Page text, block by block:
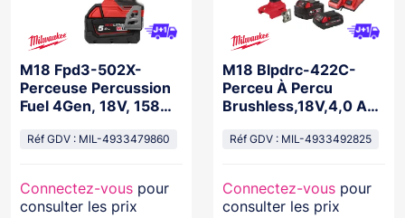
M18 Fpd3-502X-
Perceuse Percussion
Fuel 4Gen, 18V, 158
Réf GDV : MIL-4933479860
Connectez-vous pour
consulter les prix
M18 Blpdrc-422C-
Perceu À Percu
Brushless,18V,4,0 Ah
Réf GDV : MIL-4933492825
Connectez-vous pour
consulter les prix